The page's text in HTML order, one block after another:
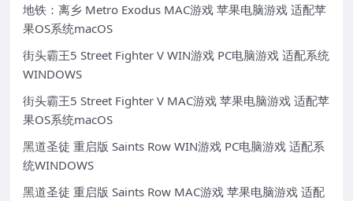
地铁：离乡 Metro Exodus MAC游戏 苹果电脑游戏 适配苹
果OS系统macOS
街头霸王5 Street Fighter V WIN游戏 PC电脑游戏 适配系统
WINDOWS
街头霸王5 Street Fighter V MAC游戏 苹果电脑游戏 适配苹
果OS系统macOS
黑道圣徒 重启版 Saints Row WIN游戏 PC电脑游戏 适配系
统WINDOWS
黑道圣徒 重启版 Saints Row MAC游戏 苹果电脑游戏 适配